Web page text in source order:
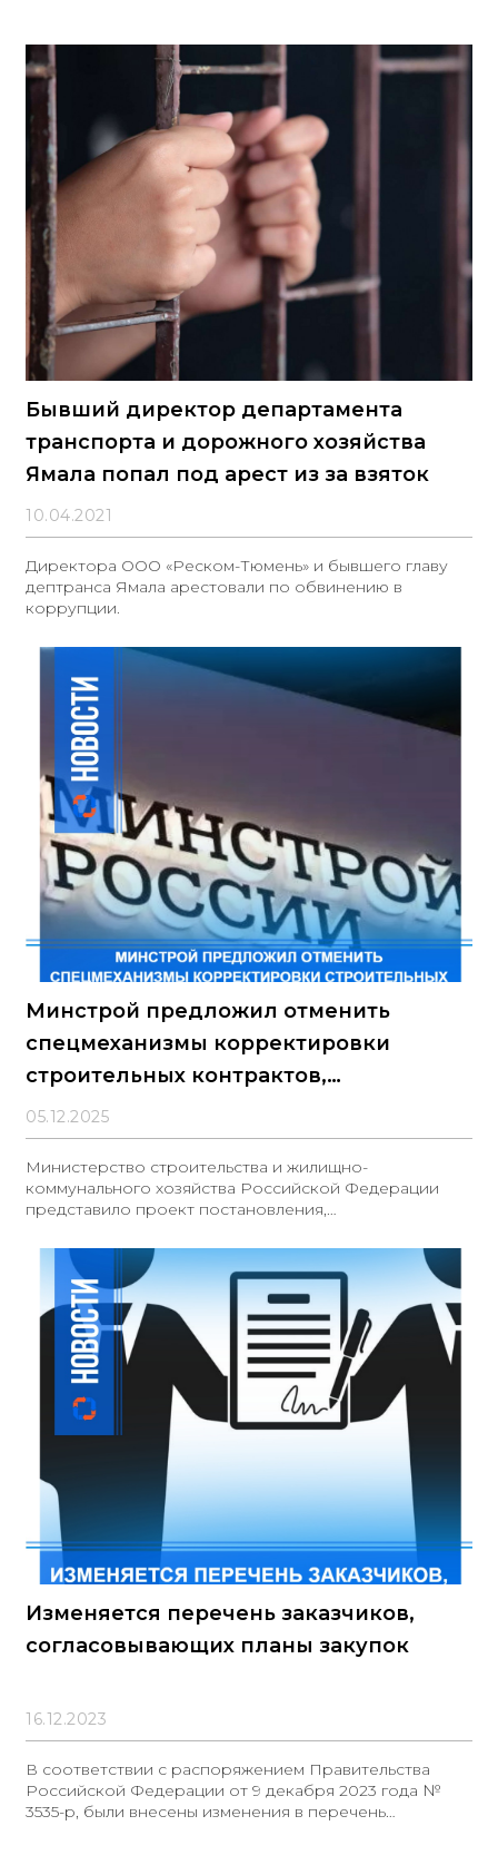
Бывший директор департамента
транспорта и дорожного хозяйства
Ямала попал под арест из за взяток
10.04.2021
Директора ООО «Реском-Тюмень» и бывшего главу
дептранса Ямала арестовали по обвинению в
коррупции.
Минстрой предложил отменить
спецмеханизмы корректировки
строительных контрактов,
действовавшие в период ценовой
турбулентности (05.12.2025)
05.12.2025
Министерство строительства и жилищно-
коммунального хозяйства Российской Федерации
представило проект постановления,
временных антикризисных норм, регулирующих
изменение существенных условий строительных
контрактов
Изменяется перечень заказчиков,
согласовывающих планы закупок
16.12.2023
В соответствии с распоряжением Правительства
Российской Федерации от 9 декабря 2023 года №
3535-р, были внесены изменения в перечень